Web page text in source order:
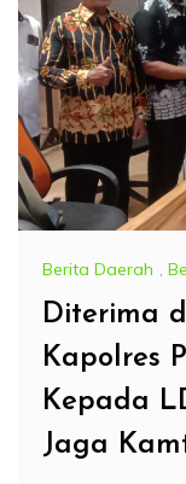
Berita Daerah ,
Diterima
Kapolres
Kepada
Jaga